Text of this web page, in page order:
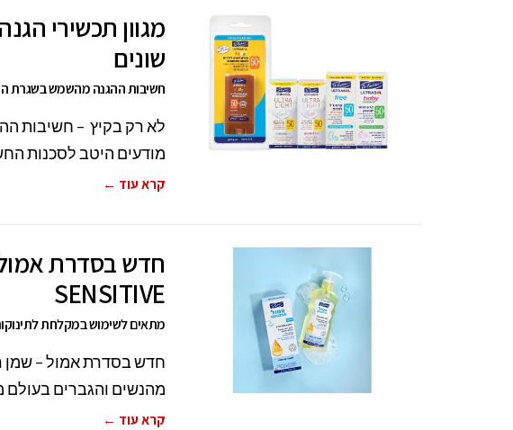
מגוון תכשירי
שונים
חשיבות ההגנה מהשמש בשגרת
לא רק בקיץ – חשיבות
מודעים היטב לסכנות
קרא עוד ←
חדש בסדרת
SENSITIVE
מתאים לשימוש במקלחת
מהנשים והגברים בעולם
קרא עוד ←